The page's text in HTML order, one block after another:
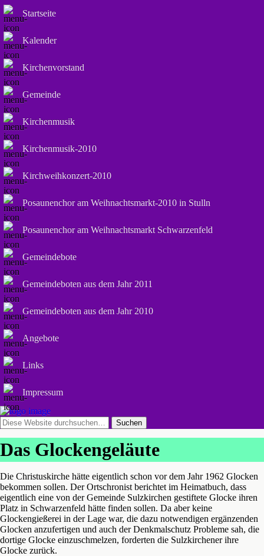
Startseite
Kalender
Kirchenvorstand
Gemeinde
Kirchenmusik
Kirchenmusik-2010
Kirchweihkonzert-2010
Posaunenchor am Weihnachtsmarkt-2010 in Stulln
Posaunenchor am Weihnachtsmarkt Schwarzenfeld
Gemeindebote
Gemeindeboten aus dem Jahr 2011
Gemeindeboten aus dem Jahr 2010
Angebote
Links
Impressum
Das Glockengeläute
Die Christuskirche hätte eigentlich schon vor dem Jahr 1962 Glocken
bekommen sollen. Der Ortschronist berichtet im Heimatbuch, dass
eigentlich eine von der Gemeinde Sulzkirchen gestiftete Glocke ihren
Platz in Schwarzenfeld hätte finden sollen. Da aber keine
Glockengießerei in der Lage war, die dazu notwendigen ergänzenden
Glocken anzufertigen und auch der Denkmalschutz Probleme sah, die
dortige Glocke einzuschmelzen, forderten die Sulzkirchener ihre
Glocke zurück.